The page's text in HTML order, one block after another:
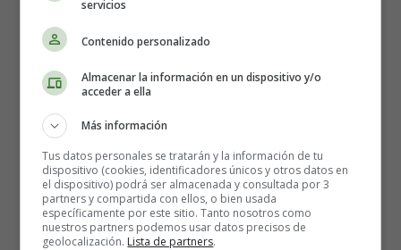
06 - Temeroso era un hermoso patito blanco que le tenía
miedo a muchas cosas. Vivía con sus papis y siete
hermanitos, todos casi iguales a él. Lo que diferenciaba a
Temeroso de sus hermanos, no era ningún rasgo físico,
sino que, nuestro patito amigo era muy, pero muy
miedoso. Algunos de sus tantos hermanitos lo entendían
y trataban de ayudarlo, otros se burlaban y decían que
por algo lo llamaban así.
07 - Con la construcción del molino, la prosperidad llegó
al pueblo y todas las familias fueron mejorando sus
economías, llegando a un estado saludable.
servicios
Contenido personalizado
Almacenar la información en un dispositivo y/o
acceder a ella
Más información
Tus datos personales se tratarán y la información de tu
dispositivo (cookies, identificadores únicos y otros datos en
el dispositivo) podrá ser almacenada y consultada por 3
partners y compartida con ellos, o bien usada
específicamente por este sitio. Tanto nosotros como
nuestros partners podemos usar datos precisos de
geolocalización. Lista de partners.